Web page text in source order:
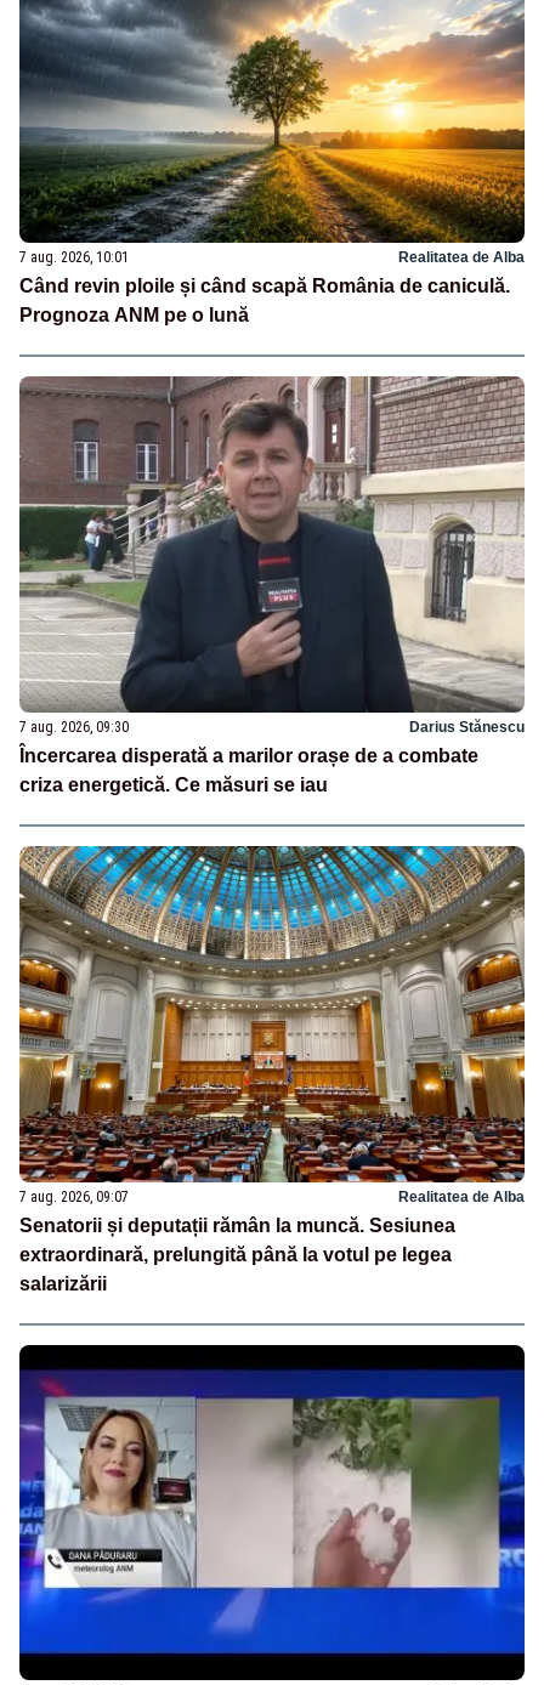
7 aug. 2026, 10:01 Realitatea de Alba
Când revin ploile și când scapă România de caniculă.
Prognoza ANM pe o lună
7 aug. 2026, 09:30 Darius Stănescu
Încercarea disperată a marilor orașe de a combate
criza energetică. Ce măsuri se iau
7 aug. 2026, 09:07 Realitatea de Alba
Senatorii și deputații rămân la muncă. Sesiunea
extraordinară, prelungită până la votul pe legea
salarizării